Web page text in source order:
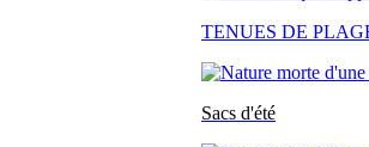
TENUES DE
Sacs d'été